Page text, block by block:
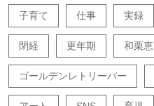
子育て 仕事 実録
閉経 更年期 和栗恵
ゴールデンレトリーバー